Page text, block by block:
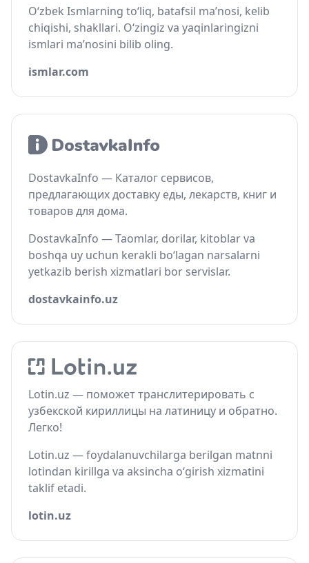
O‘zbek Ismlarning to‘liq, batafsil ma’nosi, kelib
chiqishi, shakllari. O‘zingiz va yaqinlaringizni
ismlari ma’nosini bilib oling.
ismlar.com
DostavkaInfo — Каталог сервисов,
предлагающих доставку еды, лекарств, книг и
товаров для дома.
DostavkaInfo — Taomlar, dorilar, kitoblar va
boshqa uy uchun kerakli bo‘lagan narsalarni
yetkazib berish xizmatlari bor servislar.
dostavkainfo.uz
Lotin.uz — поможет транслитерировать с
узбекской кириллицы на латиницу и обратно.
Легко!
Lotin.uz — foydalanuvchilarga berilgan matnni
lotindan kirillga va aksincha o‘girish xizmatini
taklif etadi.
lotin.uz